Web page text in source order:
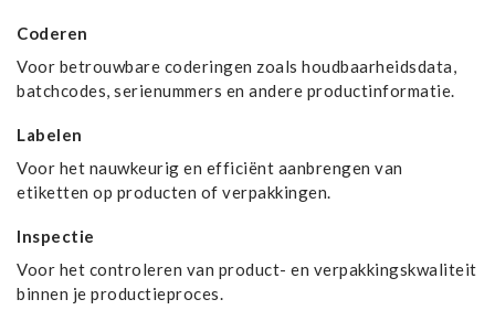
Coderen
Voor betrouwbare coderingen zoals houdbaarheidsdata,
batchcodes, serienummers en andere productinformatie.
Labelen
Voor het nauwkeurig en efficiënt aanbrengen van
etiketten op producten of verpakkingen.
Inspectie
Voor het controleren van product- en verpakkingskwaliteit
binnen je productieproces.